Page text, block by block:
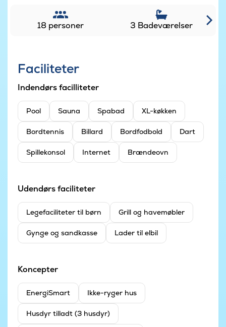
18 personer 3 Badeværelser
Faciliteter
Indendørs facilliteter
Pool Sauna Spabad XL-køkken
Bordtennis Billard Bordfodbold Dart
Spillekonsol Internet Brændeovn
Udendørs faciliteter
Legefaciliteter til børn Grill og havemøbler
Gynge og sandkasse Lader til elbil
Koncepter
EnergiSmart Ikke-ryger hus
Husdyr tilladt (3 husdyr)